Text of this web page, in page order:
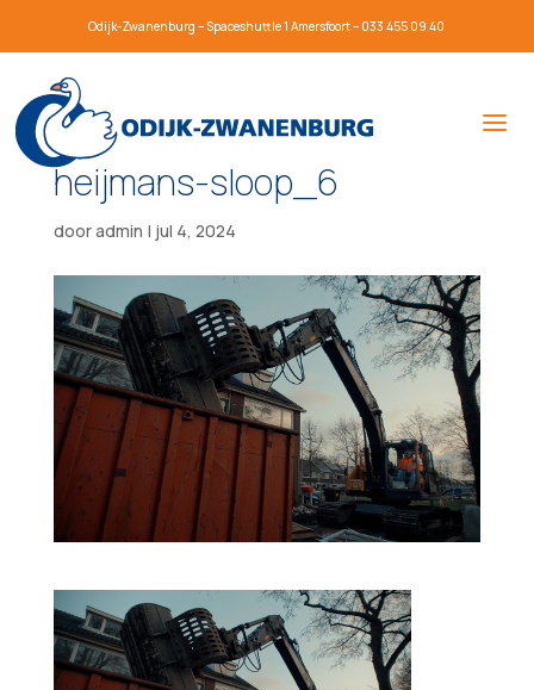
Odijk-Zwanenburg – Spaceshuttle 1 Amersfoort – 033 455 09 40
heijmans-sloop_6
dooradmin | jul 4, 2024